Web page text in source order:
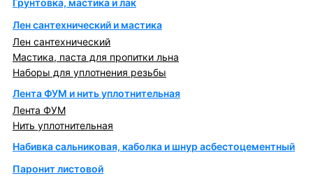
Грунтовка, мастика и лак
Лен сантехнический и мастика
Лен сантехнический
Мастика, паста для пропитки льна
Наборы для уплотнения резьбы
Лента ФУМ и нить уплотнительная
Лента ФУМ
Нить уплотнительная
Набивка сальниковая, каболка и шнур асбестоцементный
Паронит листовой